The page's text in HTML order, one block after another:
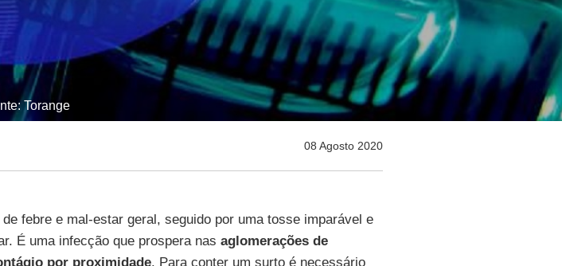
Torange
08 Agosto 2020
febre e mal-estar geral, seguido por uma tosse imparável e
É uma infecção que prospera nas aglomerações de
por proximidade. Para conter um surto é necessário